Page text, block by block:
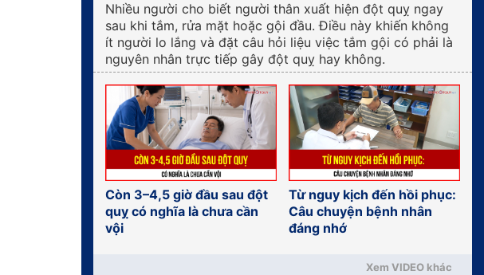
Nhiều người cho biết người thân xuất hiện đột quỵ ngay
sau khi tắm, rửa mặt hoặc gội đầu. Điều này khiến không
ít người lo lắng và đặt câu hỏi liệu việc tắm gội có phải là
nguyên nhân trực tiếp gây đột quỵ hay không.
Còn 3–4,5 giờ đầu sau đột
quỵ có nghĩa là chưa cần
vội
Từ nguy kịch đến hồi phục:
Câu chuyện bệnh nhân
đáng nhớ
Xem VIDEO khác